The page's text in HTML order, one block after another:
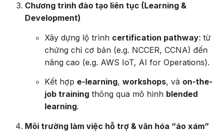
Chương trình đào tạo liên tục (Learning &
Development)
Xây dựng lộ trình certification pathway: từ
chứng chỉ cơ bản (e.g. NCCER, CCNA) đến
nâng cao (e.g. AWS IoT, AI for Operations).
Kết hợp e-learning, workshops, và on-the-
job training thông qua mô hình blended
learning.
Môi trường làm việc hỗ trợ & văn hóa “áo xám”